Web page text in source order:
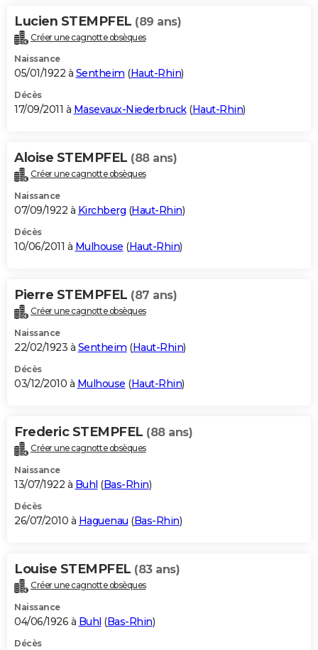
Lucien STEMPFEL (89 ans)
Créer une cagnotte obsèques
Naissance
05/01/1922 à Sentheim (Haut-Rhin)
Décès
17/09/2011 à Masevaux-Niederbruck(Haut-Rhin)
Aloise STEMPFEL (88 ans)
Créer une cagnotte obsèques
Naissance
07/09/1922 à Kirchberg (Haut-Rhin)
Décès
10/06/2011 à Mulhouse (Haut-Rhin)
Pierre STEMPFEL (87 ans)
Créer une cagnotte obsèques
Naissance
22/02/1923 à Sentheim (Haut-Rhin)
Décès
03/12/2010 à Mulhouse (Haut-Rhin)
Frederic STEMPFEL (88 ans)
Créer une cagnotte obsèques
Naissance
13/07/1922 à Buhl (Bas-Rhin)
Décès
26/07/2010 à Haguenau (Bas-Rhin)
Louise STEMPFEL (83 ans)
Créer une cagnotte obsèques
Naissance
04/06/1926 à Buhl (Bas-Rhin)
Décès